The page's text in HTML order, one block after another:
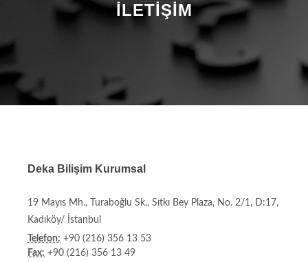
İLETİŞİM
Deka Bilişim Kurumsal
19 Mayıs Mh., Turaboğlu Sk., Sıtkı Bey Plaza, No. 2/1, D:17,
Kadıköy/ İstanbul
Telefon: +90 (216) 356 13 53
Fax: +90 (216) 356 13 49